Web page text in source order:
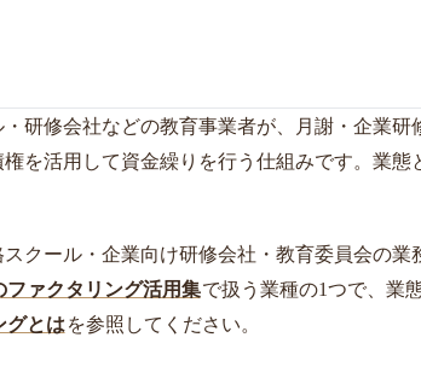
研修会社などの教育事業者が、月謝・企業研
を活用して資金繰りを行う仕組みです。業態
クール・企業向け研修会社・教育委員会の業
ァクタリング活用集で扱う業種の1つで、業
グとは を参照してください。